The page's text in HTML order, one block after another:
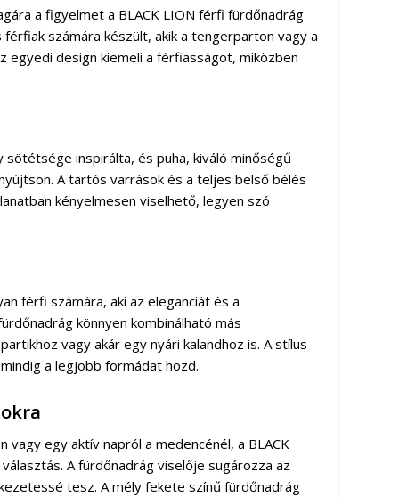
a figyelmet a BLACK LION férfi fürdőnadrág
számára készült, akik a tengerparton vagy a
egyedi design kiemeli a férfiasságot, miközben
inspirálta, és puha, kiváló minőségű
A tartós varrások és a teljes belső bélés
kényelmesen viselhető, legyen szó
férfi számára, aki az eleganciát és a
könnyen kombinálható más
vagy akár egy nyári kalandhoz is. A stílus
a legjobb formádat hozd.
egy aktív napról a medencénél, a BLACK
A fürdőnadrág viselője sugározza az
tesz. A mély fekete színű fürdőnadrág